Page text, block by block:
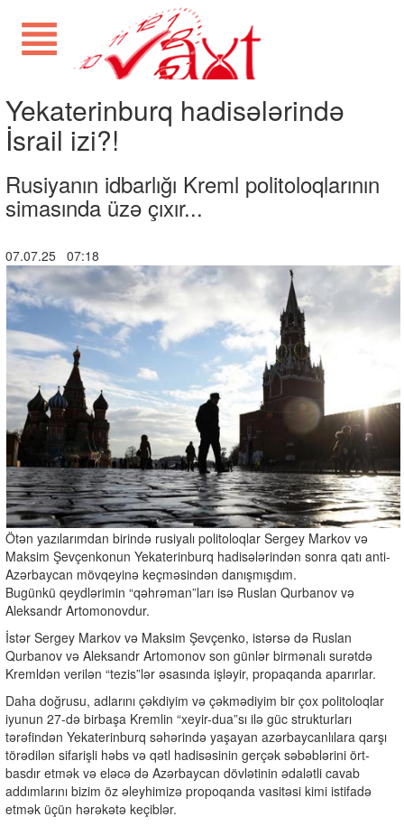
Yekaterinburq hadisələrində
İsrail izi?!
Rusiyanın idbarlığı Kreml politoloqlarının
simasında üzə çıxır...
07.07.25 07:18
Ötən yazılarımdan birində rusiyalı politoloqlar Sergey Markov və
Maksim Şevçenkonun Yekaterinburq hadisələrindən sonra qatı anti-
Azərbaycan mövqeyinə keçməsindən danışmışdım.
Bugünkü qeydlərimin “qəhrəman”ları isə Ruslan Qurbanov və
Aleksandr Artomonovdur.
İstər Sergey Markov və Maksim Şevçenko, istərsə də Ruslan
Qurbanov və Aleksandr Artomonov son günlər birmənalı surətdə
Kremldən verilən “tezis”lər əsasında işləyir, propaqanda aparırlar.
Daha doğrusu, adlarını çəkdiyim və çəkmədiyim bir çox politoloqlar
iyunun 27-də birbaşa Kremlin “xeyir-dua”sı ilə güc strukturları
tərəfindən Yekaterinburq səhərində yaşayan azərbaycanlılara qarşı
törədilən sifarişli həbs və qətl hadisəsinin gerçək səbəblərini ört-
basdır etmək və eləcə də Azərbaycan dövlətinin ədalətli cavab
addımlarını bizim öz əleyhimizə propoqanda vasitəsi kimi istifadə
etmək üçün hərəkətə keçiblər.